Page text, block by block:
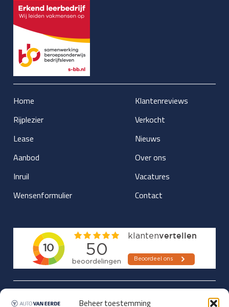
Beheer toestemming
Home
Rijplezier
Lease
Aanbod
Inruil
Wensenformulier
Klantenreviews
Verkocht
Nieuws
Over ons
Vacatures
Contact
Updates over nieuwbinnen-komers